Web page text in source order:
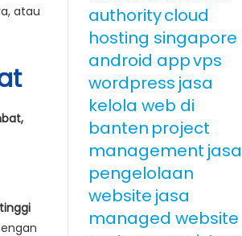
atau
authoritycloud
hosting singapore
android appvps
wordpress jasa
kelola web di
banten project
management jasa
pengelolaan
website jasa
managed website